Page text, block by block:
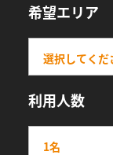
希望エリア
利用人数